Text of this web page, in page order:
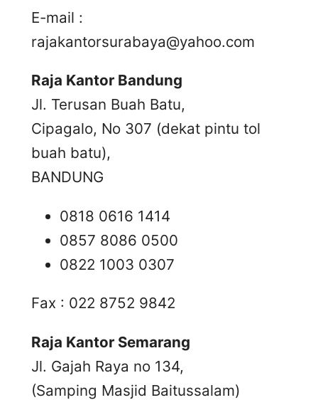
E-mail :
rajakantorsurabaya@yahoo.com
Raja Kantor Bandung
Jl. Terusan Buah Batu,
Cipagalo, No 307 (dekat pintu tol
buah batu),
BANDUNG
0818 0616 1414
0857 8086 0500
0822 1003 0307
Fax : 022 8752 9842
Raja Kantor Semarang
Jl. Gajah Raya no 134,
(Samping Masjid Baitussalam)